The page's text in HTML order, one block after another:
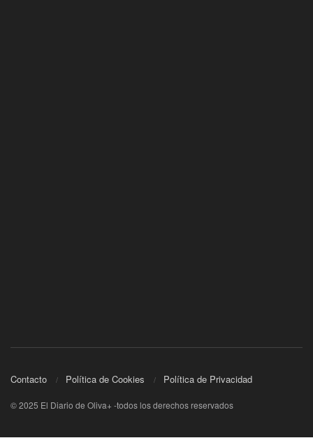
Contacto Política de Cookies Política de Privacidad
© 2025 El Diario de Oliva+ -todos los derechos reservados